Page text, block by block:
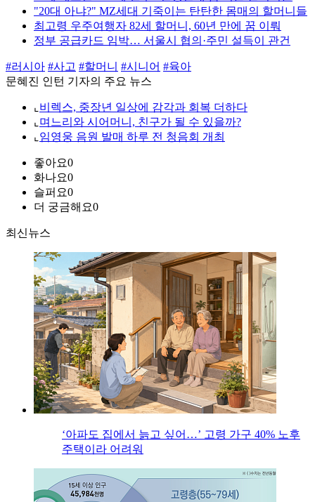
"20대 아냐?" MZ세대 기죽이는 탄탄한 몸매의 할머니들
최고령 우주여행자 82세 할머니, 60년 만에 꿈 이뤄
정부 공급카드 임박… 서울시 협의·주민 설득이 관건
#러시아 #사고 #할머니 #시니어 #육아
문혜진 인턴 기자의 주요 뉴스
⌞ 비렉스, 중장년 일상에 감각과 회복 더하다
⌞ 며느리와 시어머니, 친구가 될 수 있을까?
⌞ 임영웅 음원 발매 하루 전 청음회 개최
좋아요0
화나요0
슬퍼요0
더 궁금해요0
최신뉴스
‘아파도 집에서 늙고 싶어…’ 고령 가구 40% 노후
주택이라 어려워